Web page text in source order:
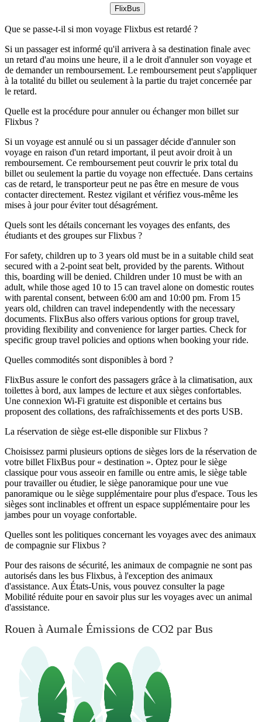
FlixBus
Que se passe-t-il si mon voyage Flixbus est retardé ?
Si un passager est informé qu'il arrivera à sa destination finale avec
un retard d'au moins une heure, il a le droit d'annuler son voyage et
de demander un remboursement. Le remboursement peut s'appliquer
à la totalité du billet ou seulement à la partie du trajet concernée par
le retard.
Quelle est la procédure pour annuler ou échanger mon billet sur
Flixbus ?
Si un voyage est annulé ou si un passager décide d'annuler son
voyage en raison d'un retard important, il peut avoir droit à un
remboursement. Ce remboursement peut couvrir le prix total du
billet ou seulement la partie du voyage non effectuée. Dans certains
cas de retard, le transporteur peut ne pas être en mesure de vous
contacter directement. Restez vigilant et vérifiez vous-même les
mises à jour pour éviter tout désagrément.
Quels sont les détails concernant les voyages des enfants, des
étudiants et des groupes sur Flixbus ?
For safety, children up to 3 years old must be in a suitable child seat
secured with a 2-point seat belt, provided by the parents. Without
this, boarding will be denied. Children under 10 must be with an
adult, while those aged 10 to 15 can travel alone on domestic routes
with parental consent, between 6:00 am and 10:00 pm. From 15
years old, children can travel independently with the necessary
documents. FlixBus also offers various options for group travel,
providing flexibility and convenience for larger parties. Check for
specific group travel policies and options when booking your ride.
Quelles commodités sont disponibles à bord ?
FlixBus assure le confort des passagers grâce à la climatisation, aux
toilettes à bord, aux lampes de lecture et aux sièges confortables.
Une connexion Wi-Fi gratuite est disponible et certains bus
proposent des collations, des rafraîchissements et des ports USB.
La réservation de siège est-elle disponible sur Flixbus ?
Choisissez parmi plusieurs options de sièges lors de la réservation de
votre billet FlixBus pour « destination ». Optez pour le siège
classique pour vous asseoir en famille ou entre amis, le siège table
pour travailler ou étudier, le siège panoramique pour une vue
panoramique ou le siège supplémentaire pour plus d'espace. Tous les
sièges sont inclinables et offrent un espace supplémentaire pour les
jambes pour un voyage confortable.
Quelles sont les politiques concernant les voyages avec des animaux
de compagnie sur Flixbus ?
Pour des raisons de sécurité, les animaux de compagnie ne sont pas
autorisés dans les bus Flixbus, à l'exception des animaux
d'assistance. Aux États-Unis, vous pouvez consulter la page
Mobilité réduite pour en savoir plus sur les voyages avec un animal
d'assistance.
Rouen à Aumale Émissions de CO2 par Bus